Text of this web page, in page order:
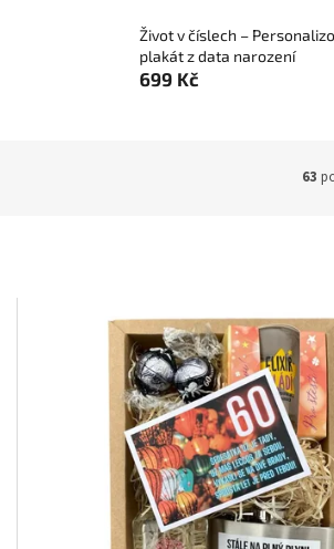
Život v číslech –
plakát z data narození
699 Kč
63